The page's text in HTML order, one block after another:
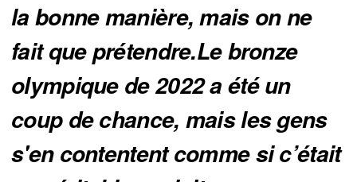
la bonne manière, mais on ne
fait que prétendre.Le bronze
olympique de 2022 a été un
coup de chance, mais les gens
s'en contentent comme si c’était